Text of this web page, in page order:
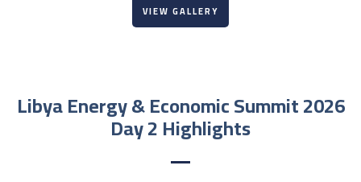
VIEW GALLERY
Libya Energy & Economic Summit 2026
Day 2 Highlights